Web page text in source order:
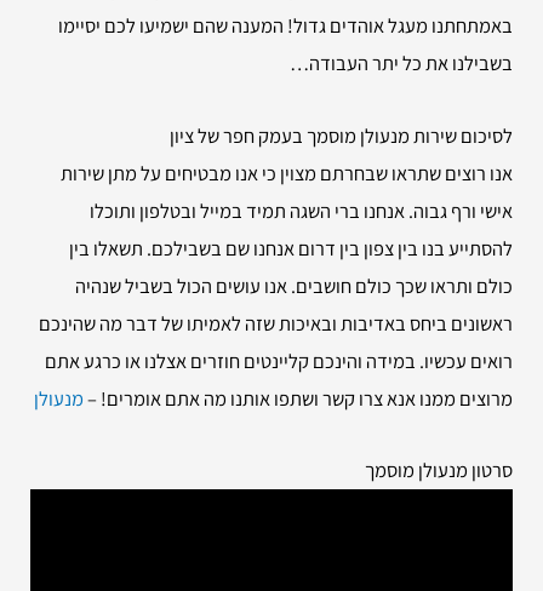
באמתחתנו מעגל אוהדים גדול! המענה שהם ישמיעו לכם יסיימו
בשבילנו את כל יתר העבודה…
לסיכום שירותמנעולן מוסמך בעמק חפר של ציון
אנו רוצים שתראו שבחרתם מצוין כי אנו מבטיחים על מתן שירות
אישי ורף גבוה. אנחנו ברי השגה תמיד במייל ובטלפון ותוכלו
להסתייע בנו בין צפון בין דרום אנחנו שם בשבילכם. תשאלו בין
כולם ותראו שכך כולם חושבים. אנו עושים הכול בשביל שנהיה
ראשונים ביחס באדיבות ובאיכות שזה לאמיתו של דבר מה שהינכם
רואים עכשיו. במידה והינכם קליינטים חוזרים אצלנו או כרגע אתם
מרוצים ממנו אנא צרו קשר ושתפו אותנו מה אתם אומרים! –מנעולן
סרטון מנעולן מוסמך